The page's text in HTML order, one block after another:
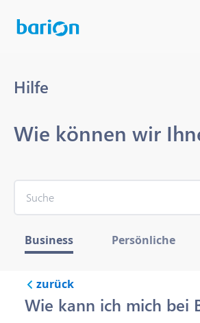
Hilfe
Wie können wir
Business Persönliche
zurück
Wie kann ich mich bei